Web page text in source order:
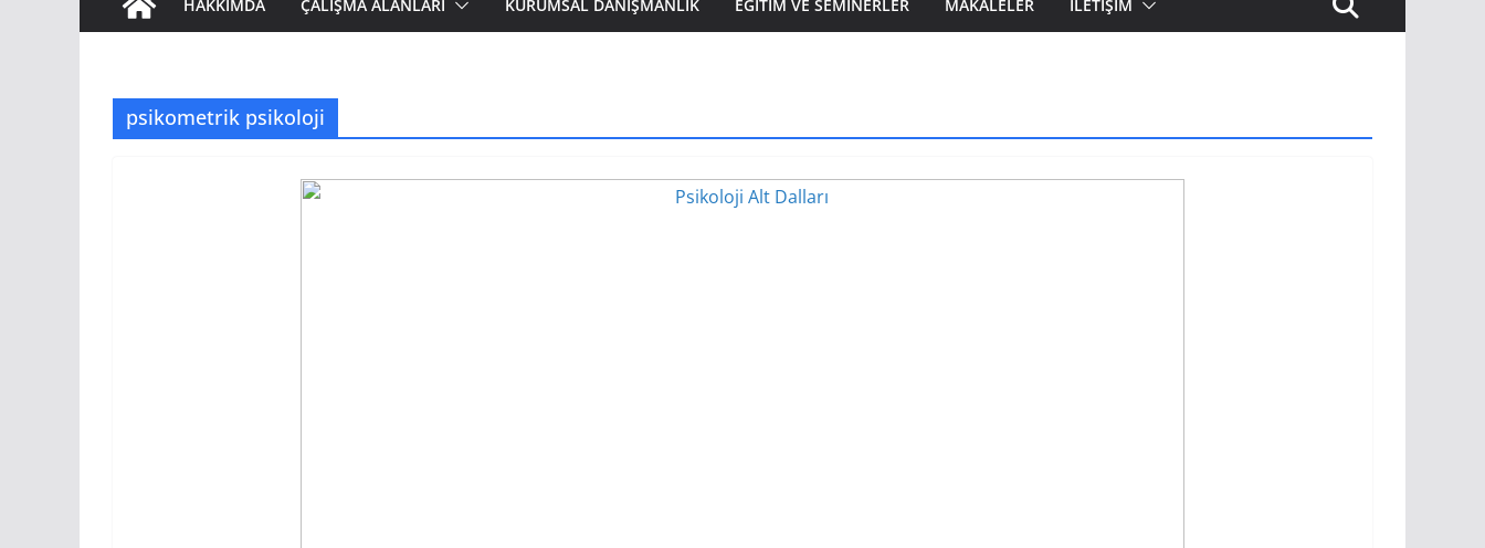
HAKKIMDA ÇALIŞMA ALANLARI KURUMSAL DANIŞMANLIK EĞITIM VE SEMINERLER MAKALELER İLETIŞIM
psikometrik psikoloji